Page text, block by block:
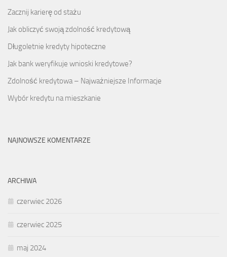
Zacznij karierę od stażu
Jak obliczyć swoją zdolność kredytową
Długoletnie kredyty hipoteczne
Jak bank weryfikuje wnioski kredytowe?
Zdolność kredytowa – Najważniejsze Informacje
Wybór kredytu na mieszkanie
NAJNOWSZE KOMENTARZE
ARCHIWA
czerwiec 2026
czerwiec 2025
maj 2024